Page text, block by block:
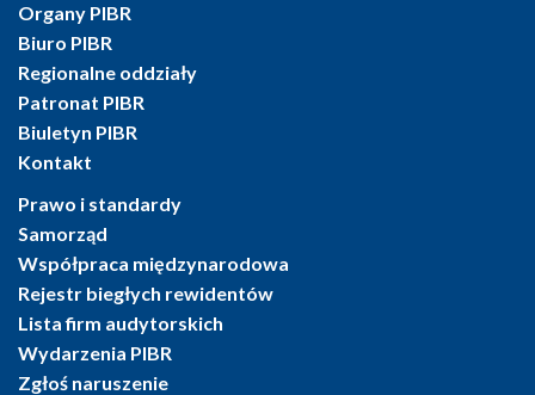
Organy PIBR
Biuro PIBR
Regionalne oddziały
Patronat PIBR
Biuletyn PIBR
Kontakt
Prawo i standardy
Samorząd
Współpraca międzynarodowa
Rejestr biegłych rewidentów
Lista firm audytorskich
Wydarzenia PIBR
Zgłoś naruszenie